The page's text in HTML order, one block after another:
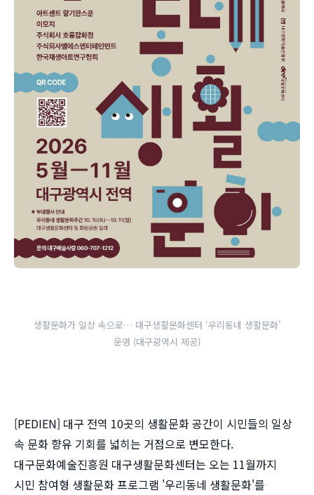
생활문화가 일상 속으로… 대구생활문화센터 ‘우리동네 생활문화’
운영 (대구광역시 제공)
[PEDIEN] 대구 전역 10곳의 생활문화 공간이 시민들의 일상
속 문화 향유 기회를 넓히는 거점으로 변모한다.
대구문화예술진흥원 대구생활문화센터는 오는 11월까지
시민 참여형 생활문화 프로그램 '우리동네 생활문화'를